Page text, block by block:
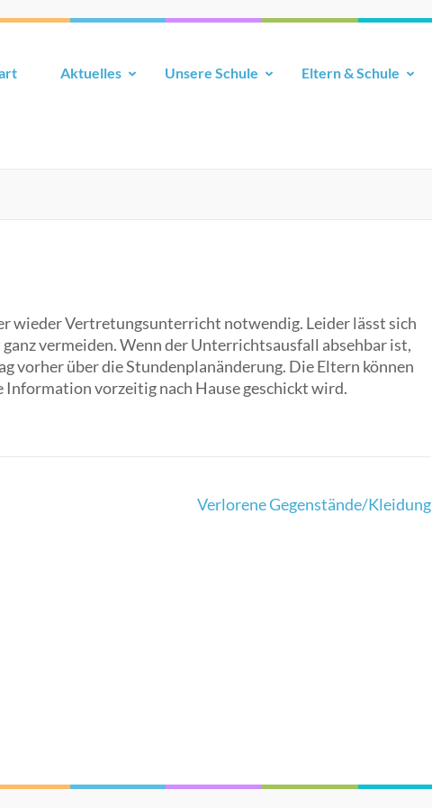
Aktuelles Unsere Schule Eltern & Schule
wieder Vertretungsunterricht notwendig. Leider lässt sich
vermeiden. Wenn der Unterrichtsausfall absehbar ist,
vorher über die Stundenplanänderung. Die Eltern können
Information vorzeitig nach Hause geschickt wird.
Verlorene Gegenstände/Kleidung